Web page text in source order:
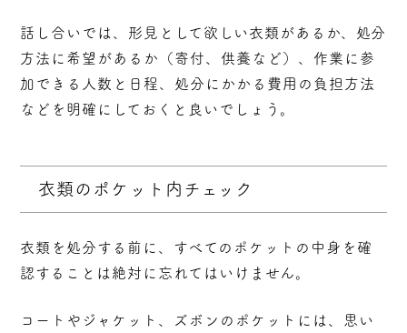
話し合いでは、形見として欲しい衣類があるか、処分
方法に希望があるか（寄付、供養など）、作業に参
加できる人数と日程、処分にかかる費用の負担方法
などを明確にしておくと良いでしょう。
衣類のポケット内チェック
衣類を処分する前に、
すべてのポケットの中身を確
認 することは絶対に忘れてはいけません。
コートやジャケット、ズボンのポケットには、思い